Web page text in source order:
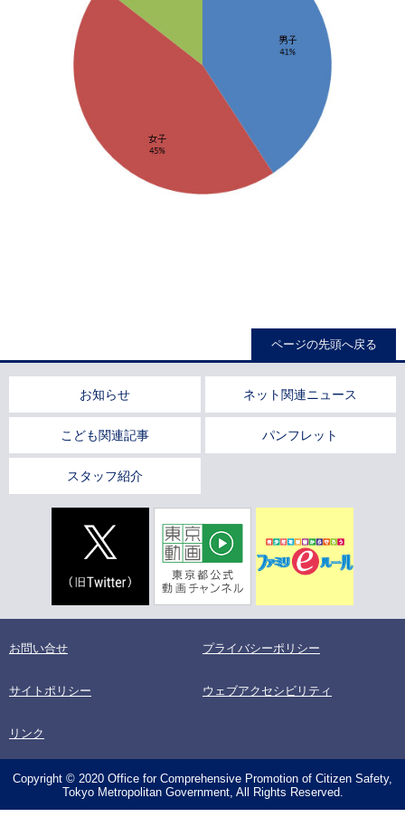
ページの先頭へ戻る
お知らせ ネット関連ニュース
こども関連記事 パンフレット
スタッフ紹介
お問い合せ プライバシーポリシー
サイトポリシー ウェブアクセシビリティ
リンク
Copyright © 2020 Office for Comprehensive Promotion of Citizen Safety,
Tokyo Metropolitan Government, All Rights Reserved.